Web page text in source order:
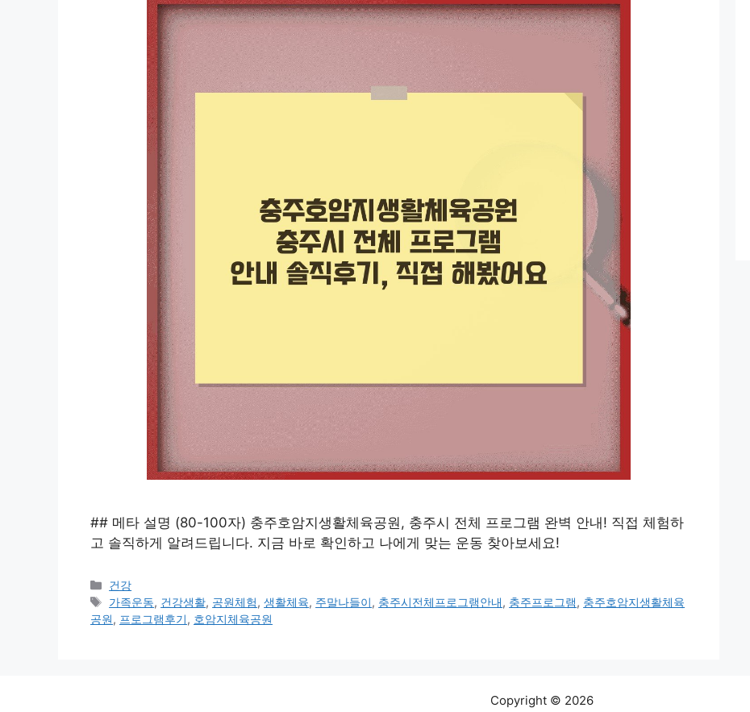
## 메타 설명 (80-100자) 충주호암지생활체육공원, 충주시 전체 프로그램 완벽 안내! 직접 체험하
고 솔직하게 알려드립니다. 지금 바로 확인하고 나에게 맞는 운동 찾아보세요!
카
테
고
건강
태
그
가족운동, 건강생활, 공원체험,생활체육, 주말나들이, 충주시전체프로그램안내, 충주프로그램, 충주호암지생활체육
공원, 프로그램후기, 호암지체육공원
Copyright © 2026